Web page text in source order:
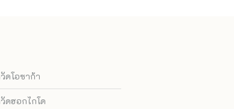
ดโอซาก้า
ดฮอกไกโด